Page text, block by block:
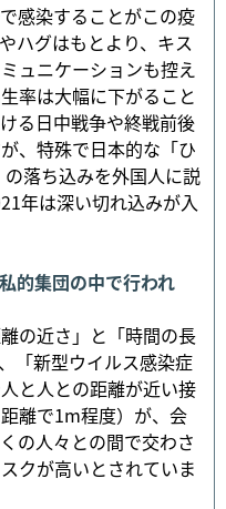
感染することがこの疫
ハグはもとより、キス
ュニケーションも控え
率は大幅に下がること
る日中戦争や終戦前後
、特殊で日本的な「ひ
落ち込みを外国人に説
年は深い切れ込みが入
的集団の中で行われ
の近さ」と「時間の長
「新型ウイルス感染症
と人との距離が近い接
離で1m程度）が、会
の人々との間で交わさ
クが高いとされていま